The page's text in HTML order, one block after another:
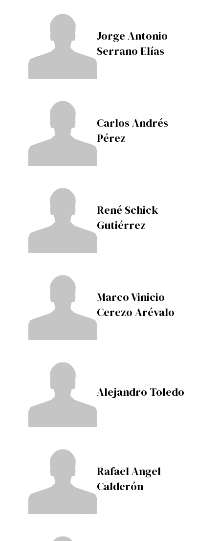
Jorge Antonio
Serrano Elías
Carlos Andrés
Pérez
René Schick
Gutiérrez
Marco Vinicio
Cerezo Arévalo
Alejandro Toledo
Rafael Angel
Calderón